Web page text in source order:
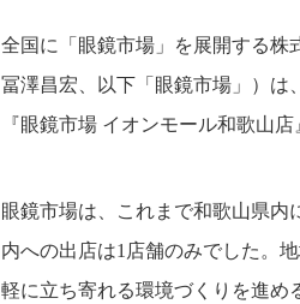
全国に「眼鏡市場」を展開する株
冨澤昌宏、以下「眼鏡市場」）は
『眼鏡市場 イオンモール和歌山
眼鏡市場は、これまで和歌山県
内への出店は1店舗のみでした。
軽に立ち寄れる環境づくりを進め